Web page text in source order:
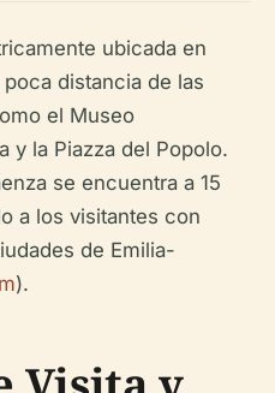
ubicada en
distancia de las
el Museo
y la Piazza del Popolo.
se encuentra a 15
a los visitantes con
de Emilia-
).